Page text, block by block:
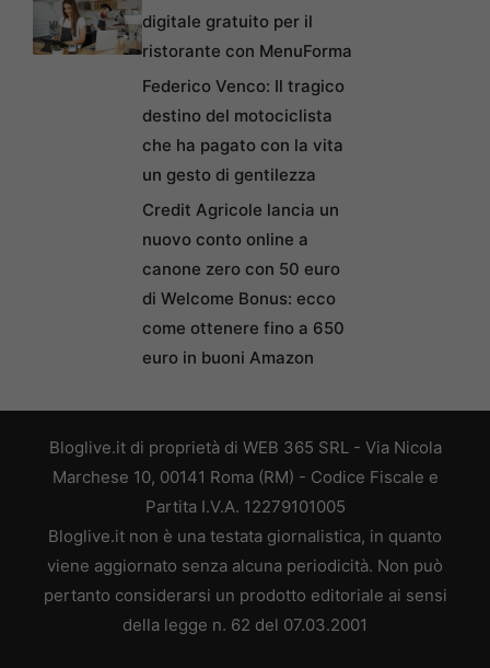
digitale gratuito per il
ristorante con MenuForma
Federico Venco: Il tragico
destino del motociclista
che ha pagato con la vita
un gesto di gentilezza
Credit Agricole lancia un
nuovo conto online a
canone zero con 50 euro
di Welcome Bonus: ecco
come ottenere fino a 650
euro in buoni Amazon
Bloglive.it di proprietà di WEB 365 SRL - Via Nicola
Marchese 10, 00141 Roma (RM) - Codice Fiscale e
Partita I.V.A. 12279101005
Bloglive.it non è una testata giornalistica, in quanto
viene aggiornato senza alcuna periodicità. Non può
pertanto considerarsi un prodotto editoriale ai sensi
della legge n. 62 del 07.03.2001